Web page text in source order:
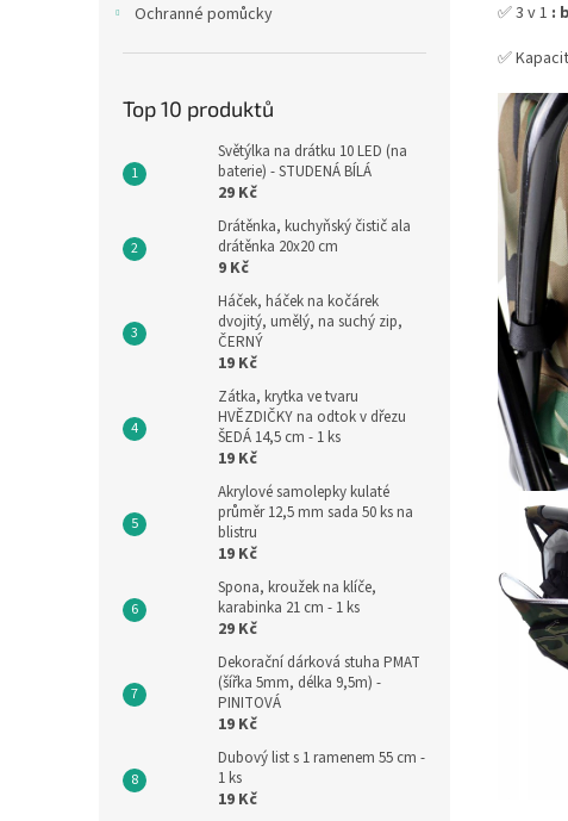
Ochranné pomůcky
Top 10 produktů
Světýlka na drátku 10 LED (na
baterie) - STUDENÁ BÍLÁ
29 Kč
Drátěnka, kuchyňský čistič ala
drátěnka 20x20 cm
9 Kč
Háček, háček na kočárek
dvojitý, umělý, na suchý zip,
ČERNÝ
19 Kč
Zátka, krytka ve tvaru
HVĚZDIČKY na odtok v dřezu
ŠEDÁ 14,5 cm - 1 ks
19 Kč
Akrylové samolepky kulaté
průměr 12,5 mm sada 50 ks na
blistru
19 Kč
Spona, kroužek na klíče,
karabinka 21 cm - 1 ks
29 Kč
Dekorační dárková stuha PMAT
(šířka 5mm, délka 9,5m) -
PINITOVÁ
19 Kč
Dubový list s 1 ramenem 55 cm -
1 ks
19 Kč
✅ 3 v 1 :
✅